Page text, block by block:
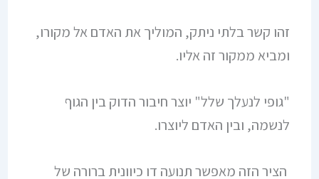
זהו קשר בלתי ניתק, המוליך את האדם אל מקורו,
ומביא ממקור זה אליו.
"גופי לנעלך שלל" יוצר חיבור הדוק בין הגוף
לנשמה, ובין האדם ליוצרו.
הציר הזה מאפשר תנועה דו כיוונית ברורה של